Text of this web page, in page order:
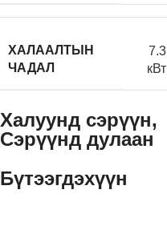
ХАЛААЛТЫН
ЧАДАЛ
7.3
кВт
Халуунд сэрүүн,
Сэрүүнд дулаан
Бүтээгдэхүүн